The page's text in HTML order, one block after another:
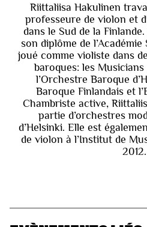
Riittaliisa Hakulinen
professeure de violon et
dans le Sud de la
son diplôme de
joué comme violiste dans
baroques: les Musicians
l’Orchestre Baroque
Baroque Finlandais et
Chambriste active,
partie d’orchestres
d’Helsinki. Elle est
de violon à l’Institut de
2012.